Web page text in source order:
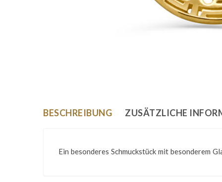
BESCHREIBUNG ZUSÄTZLICHE
Ein besonderes Schmuckstück mit besonderem